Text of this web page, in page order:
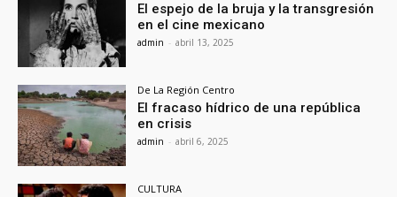
El espejo de la bruja y la transgresión
en el cine mexicano
admin - abril 13, 2025
De La Región Centro
El fracaso hídrico de una república
en crisis
admin - abril 6, 2025
CULTURA